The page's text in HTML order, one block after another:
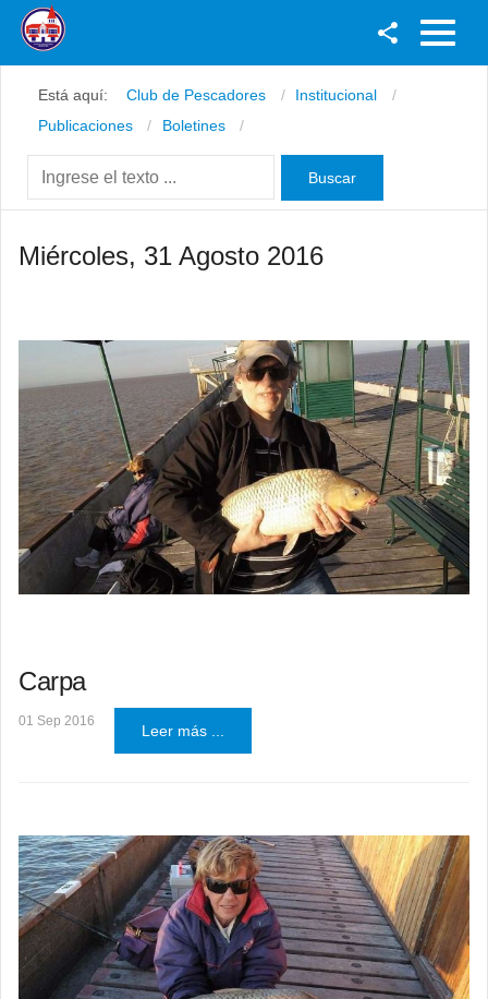
Youtube
Instagram
Está aquí: Club de Pescadores
Institucional
Publicaciones
Boletines
Miércoles, 31 Agosto 2016
Carpa
01 Sep 2016
Leer más ...